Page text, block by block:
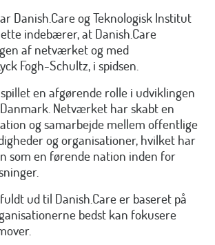
Danish.Care og Teknologisk Institut
indebærer, at Danish.Care
af netværket og med
Fogh-Schultz, i spidsen.
en afgørende rolle i udviklingen
Netværket har skabt en
og samarbejde mellem offentlige
og organisationer, hvilket har
som en førende nation inden for
ud til Danish.Care er baseret på
bedst kan fokusere